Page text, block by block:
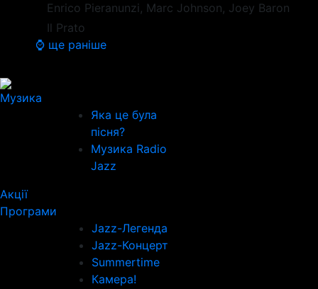
Enrico Pieranunzi, Marc Johnson, Joey Baron
Il Prato
⌚ ще раніше
Музика
Яка це була
пісня?
Музика Radio
Jazz
Акції
Програми
Jazz-Легенда
Jazz-Концерт
Summertime
Камера!